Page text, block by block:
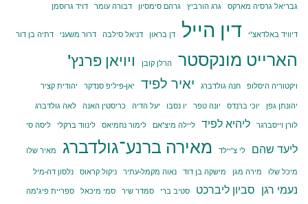
גבריאל גרסיה מארקס
גרג הורביץ גרהם סימסיון דבורה עומר דויד גרוסמן
דיוויד באלדאצ'י דין הייל דן בראון דניאל סילבה דרור משעני דתיה בן דור
הארייט מונקסטר הרלן קובן ויויאן פרנץ'
ויקטוריה היסלופ חנה גולדברג יאיר לפיד יאן-פיליפ סנדקר יהודית קציר
יהונתן גפן יוכי ברנדס יונה טפר יו נסבו יעל הדיה כריסטין האנה
לאה גולדברג
לורן וייסברגר
ליהיא לפיד ליילה מיצ'אם לימור נחמיאס לינווד ברקלי ליסה סי
ליעד שהם לי צ'יילד מאירה ברנע־גולדברג מאיר שלו
מיכל שלו מירה מגן מישקה בן דוד נאוה מקמל-עתיר ניקול קראוס נלסון דה-מיל
נעמי רגן סביון ליברכט סטיב ברי סמדר שיר סמי מיכאל
ספריית פיג'מה